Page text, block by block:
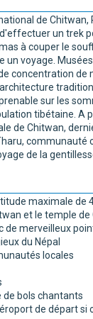
de Chitwan,
un trek
à couper le
un voyage.
concentration
sur les
tibétaine. A
de Chitwan,
de la
maximale de
et le temple de
de merveilleux
du Népal
locales
de bols chantants
de départ si